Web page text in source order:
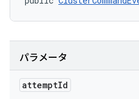
パラメータ
attemptId